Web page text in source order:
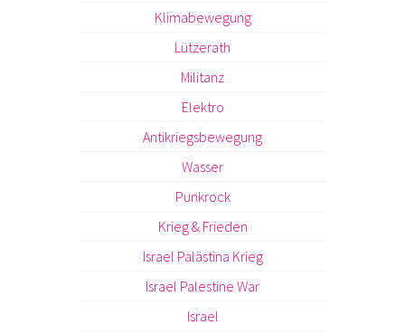
Klimabewegung
Lützerath
Militanz
Elektro
Antikriegsbewegung
Wasser
Punkrock
Krieg & Frieden
Israel Palästina Krieg
Israel Palestine War
Israel